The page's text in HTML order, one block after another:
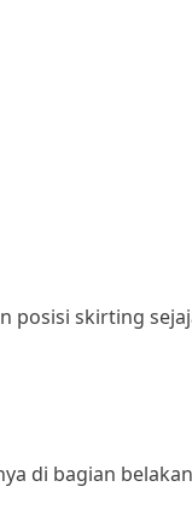
posisi skirting
di bagian